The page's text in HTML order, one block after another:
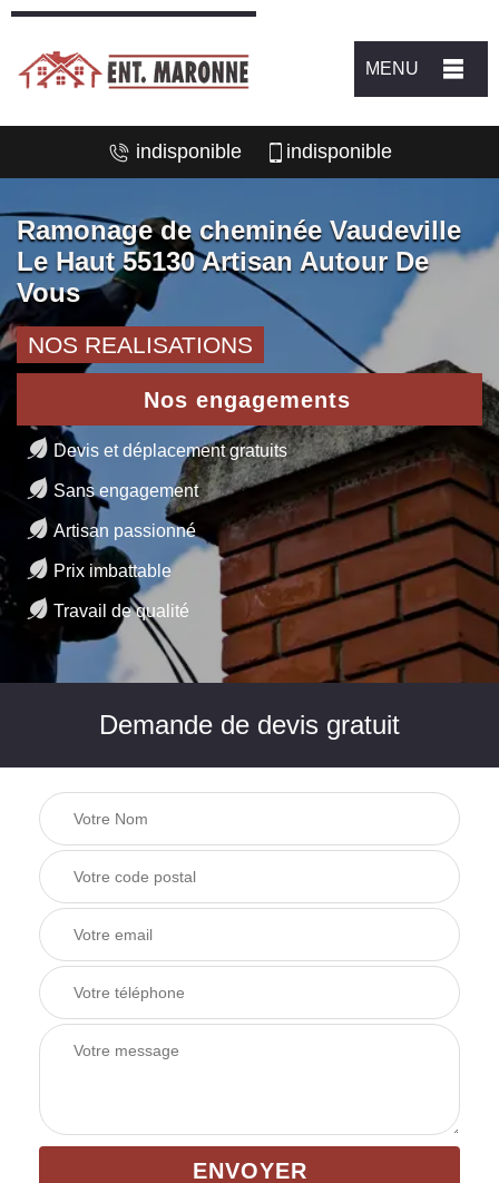
MENU
indisponible indisponible
Ramonage de cheminée Vaudeville
Le Haut 55130 Artisan Autour De
Vous
NOS REALISATIONS
Nos engagements
Devis et déplacement gratuits
Sans engagement
Artisan passionné
Prix imbattable
Travail de qualité
Demande de devis gratuit